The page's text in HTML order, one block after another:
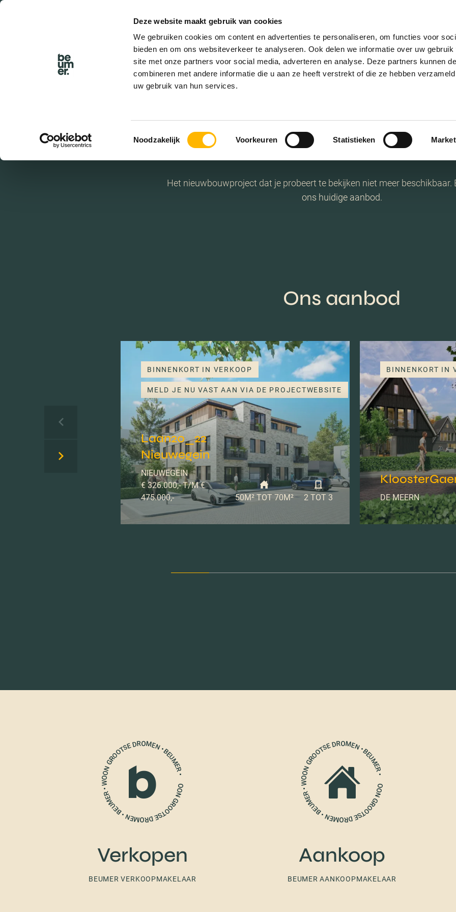
Deze website maakt gebruik van cookies
We gebruiken cookies om content en advertenties te personaliseren, om functies voor
bieden en om ons websiteverkeer te analyseren. Ook delen we informatie over uw gebruik
site met onze partners voor social media, adverteren en analyse. Deze partners kunnen
combineren met andere informatie die u aan ze heeft verstrekt of die ze hebben
uw gebruik van hun services.
Toestemmingsselectie
Noodzakelijk Voorkeuren Statistieken
Helaas!
Het nieuwbouwproject dat je probeert te bekijken niet meer beschikbaar.
ons huidige aanbod.
Ons aanbod
BINNENKORT IN VERKOOP
MELD JE NU VAST AAN VIA DE PROJECTWEBSITE
Laan20_22
Nieuwegein
NIEUWEGEIN
€ 326.000,- T/M €
475.000,-
50M² TOT 70M² 2 TOT 3
BINNENKORT IN
DE MEERN
Verkopen
BEUMER VERKOOPMAKELAAR
Aankoop
BEUMER AANKOOPMAKELAAR